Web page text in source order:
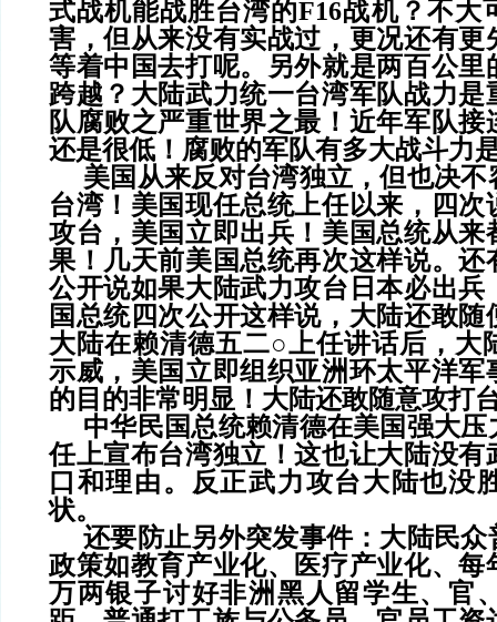
式战机能战胜台湾的F16战机？不大
害，但从来没有实战过，更况还有更
等着中国去打呢。另外就是两百公里
跨越？大陆武力统一台湾军队战力是
队腐败之严重世界之最！近年军队接
还是很低！腐败的军队有多大战斗力
美国从来反对台湾独立，但也决
台湾！美国现任总统上任以来，四次
攻台，美国立即出兵！美国总统从来
果！几天前美国总统再次这样说。还
公开说如果大陆武力攻台日本必出兵
国总统四次公开这样说，大陆还敢随
大陆在赖清德五二○上任讲话后，大
示威，美国立即组织亚洲环太平洋军
的目的非常明显！大陆还敢随意攻打
中华民国总统赖清德在美国强大
任上宣布台湾独立！这也让大陆没有
口和理由。反正武力攻台大陆也没
状。
还要防止另外突发事件：大陆民
政策如教育产业化、医疗产业化、每
万两银子讨好非洲黑人留学生、官